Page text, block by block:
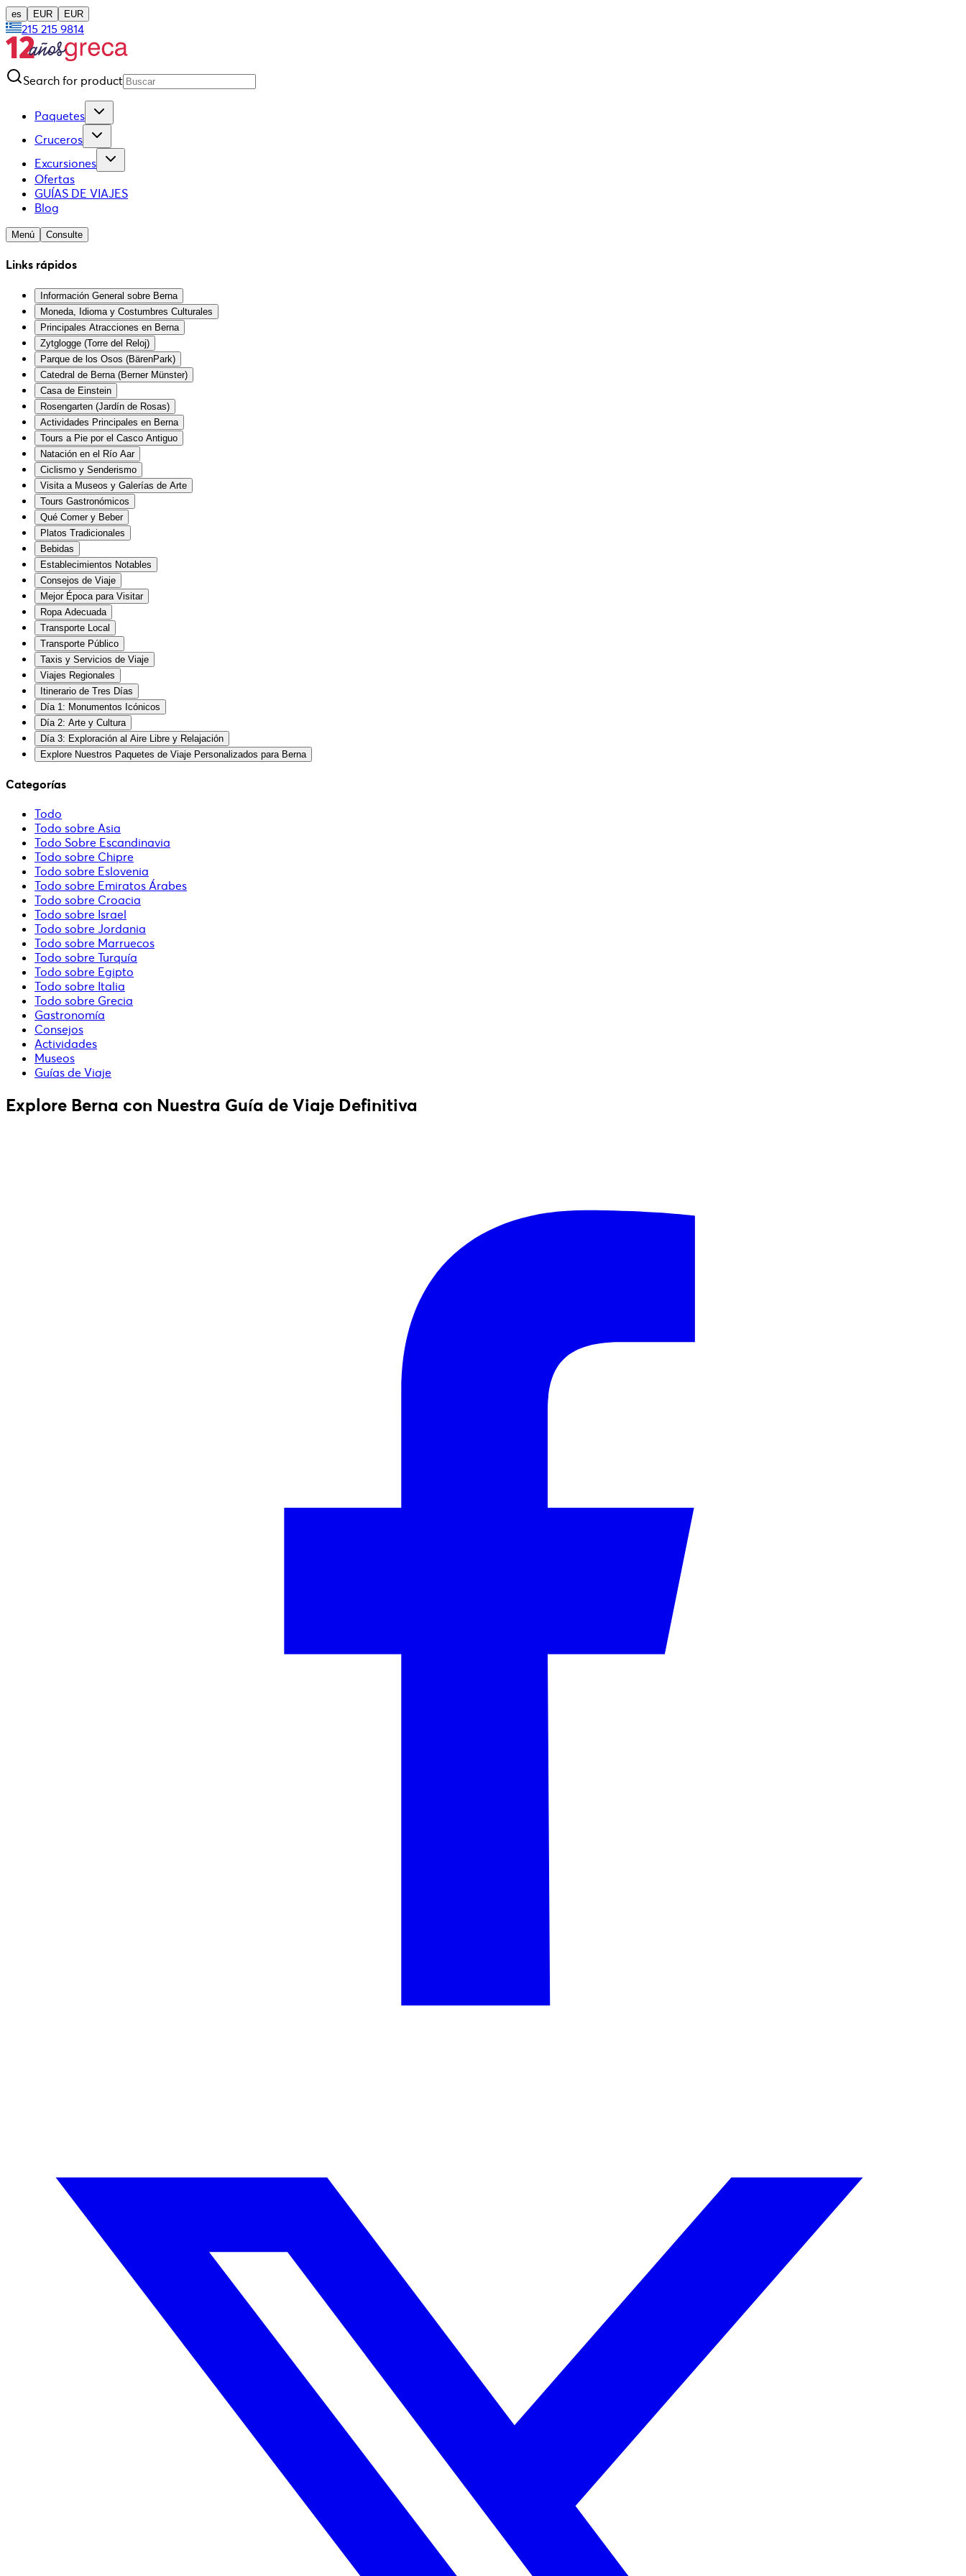
es EUR EUR
215 215 9814
Search for product
Paquetes
Cruceros
Excursiones
Ofertas
GUÍAS DE VIAJES
Blog
Menú Consulte
Links rápidos
Información General sobre Berna
Moneda, Idioma y Costumbres Culturales
Principales Atracciones en Berna
Zytglogge (Torre del Reloj)
Parque de los Osos (BärenPark)
Catedral de Berna (Berner Münster)
Casa de Einstein
Rosengarten (Jardín de Rosas)
Actividades Principales en Berna
Tours a Pie por el Casco Antiguo
Natación en el Río Aar
Ciclismo y Senderismo
Visita a Museos y Galerías de Arte
Tours Gastronómicos
Qué Comer y Beber
Platos Tradicionales
Bebidas
Establecimientos Notables
Consejos de Viaje
Mejor Época para Visitar
Ropa Adecuada
Transporte Local
Transporte Público
Taxis y Servicios de Viaje
Viajes Regionales
Itinerario de Tres Días
Día 1: Monumentos Icónicos
Día 2: Arte y Cultura
Día 3: Exploración al Aire Libre y Relajación
Explore Nuestros Paquetes de Viaje Personalizados para Berna
Categorías
Todo
Todo sobre Asia
Todo Sobre Escandinavia
Todo sobre Chipre
Todo sobre Eslovenia
Todo sobre Emiratos Árabes
Todo sobre Croacia
Todo sobre Israel
Todo sobre Jordania
Todo sobre Marruecos
Todo sobre Turquía
Todo sobre Egipto
Todo sobre Italia
Todo sobre Grecia
Gastronomía
Consejos
Actividades
Museos
Guías de Viaje
Explore Berna con Nuestra Guía de Viaje Definitiva